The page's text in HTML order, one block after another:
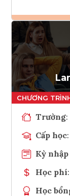
Trường:
Cấp học:
Kỳ
Học phí:
Học